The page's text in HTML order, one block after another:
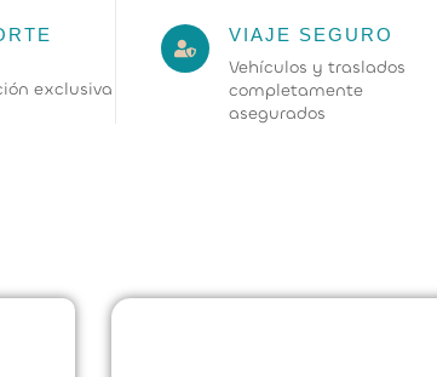
exclusiva
VIAJE SEGURO
Vehículos y traslados
completamente
asegurados